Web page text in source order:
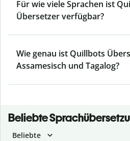
Für wie viele Sprachen ist
Übersetzer verfügbar?
Wie genau ist Quillbots
Assamesisch und Tagalog?
Beliebte
Beliebte